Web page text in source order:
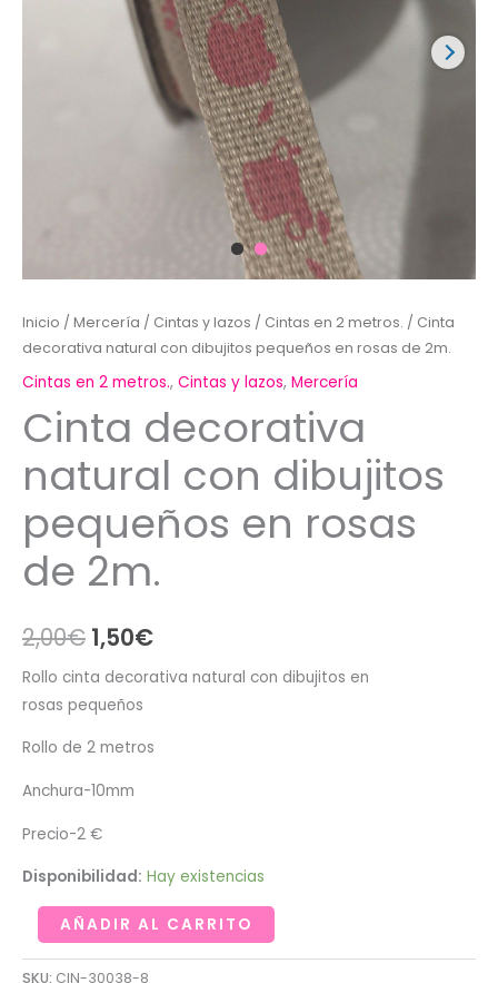
Inicio / Mercería / Cintas y lazos / Cintas en 2 metros. / Cinta
decorativa natural con dibujitos pequeños en rosas de 2m.
Cintas en 2 metros., Cintas y lazos, Mercería
Cinta decorativa
natural con dibujitos
pequeños en rosas
de 2m.
2,00€ El
precio
original
era:
2,00€.
1,50€El
precio
es:
Rollo cinta decorativa natural con dibujitos en
rosas pequeños
Rollo de 2 metros
Anchura-10mm
Precio-2 €
Disponibilidad: Hay existencias
decorativa
natural
AÑADIR AL CARRITO
SKU: CIN-30038-8